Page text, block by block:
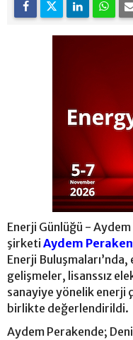
Enerji Günlüğü -
şirketi Aydem
Enerji
gelişmeler, lisanssız
sanayiye yönelik enerji
birlikte değerlendirildi.
Aydem Perakende;